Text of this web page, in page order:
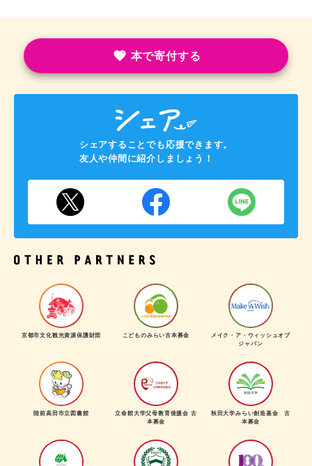
本で寄付する
シェアすることでも応援できます。
友人や仲間に紹介しましょう！
京都市文化観光資源保護財団 こどものみらい古本募金
メイク・ア・ウィッシュオブ
ジャパン
陸前高田市立図書館
立命館大学父母教育後援会 古
本募金
秋田大学みらい創造基金 古
本募金